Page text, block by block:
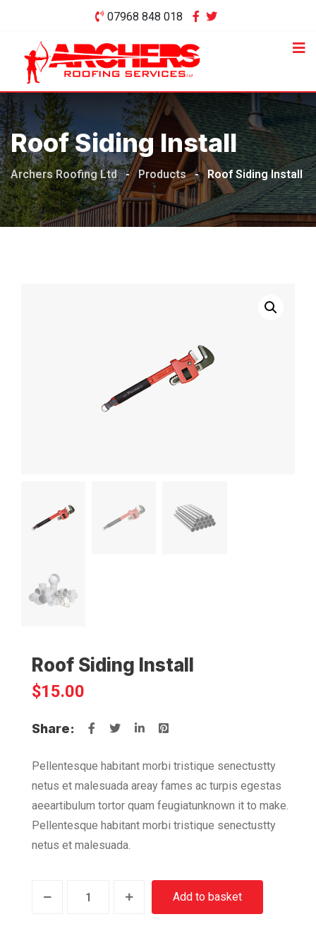
content
07968 848 018
Roof Siding Install
Archers Roofing Ltd - Products - Roof Siding Install
Roof Siding Install
$15.00
Share:
Pellentesque habitant morbi tristique senectustty
netus et malesuada areay fames ac turpis egestas
aeeartibulum tortor quam feugiatunknown it to make.
Pellentesque habitant morbi tristique senectustty
netus et malesuada.
Add to basket